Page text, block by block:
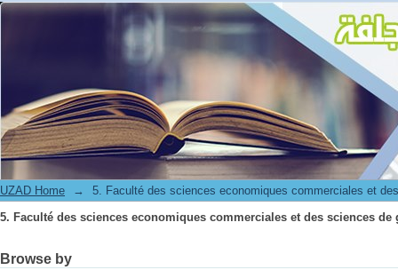
5. Faculté des sciences economiques commerciales et des sciences de
UZAD Home →
5. Faculté des sciences economiques commerciales et
5. Faculté des sciences economiques commerciales et des sciences de
Browse by